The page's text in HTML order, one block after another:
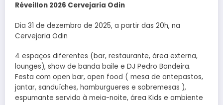
Réveillon 2026 Cervejaria Odin
Dia 31 de dezembro de 2025, a partir das 20h, na
Cervejaria Odin
4 espaços diferentes (bar, restaurante, área externa,
lounges), show de banda baile e DJ Pedro Bandeira.
Festa com open bar, open food ( mesa de antepastos,
jantar, sanduíches, hamburgueres e sobremesas ),
espumante servido à meia-noite, área Kids e ambiente